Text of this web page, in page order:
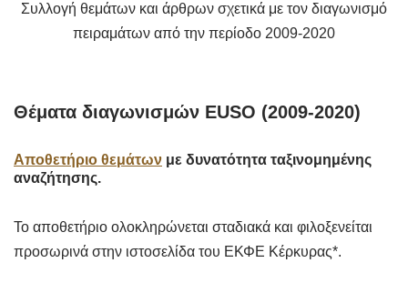
Συλλογή θεμάτων και άρθρων σχετικά με τον διαγωνισμό
πειραμάτων από την περίοδο 2009-2020
Θέματα διαγωνισμών EUSO (2009-2020)
Αποθετήριο θεμάτων με δυνατότητα ταξινομημένης
αναζήτησης.
Το αποθετήριο ολοκληρώνεται σταδιακά και φιλοξενείται
προσωρινά στην ιστοσελίδα του ΕΚΦΕ Κέρκυρας*.